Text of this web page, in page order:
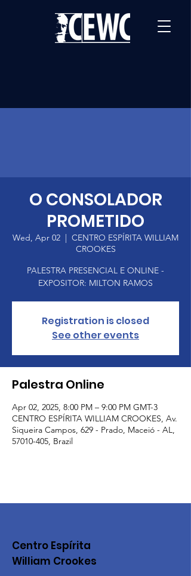
O CONSOLADOR
PROMETIDO
Wed, Apr 02
  |
CENTRO ESPÍRITA WILLIAM
CROOKES
PALESTRA PRESENCIAL E ONLINE -
EXPOSITOR: MILTON RAMOS
Registration is closed
See other events
Palestra Online
Apr 02, 2025, 8:00 PM – 9:00 PM GMT-3
CENTRO ESPÍRITA WILLIAM CROOKES, Av.
Siqueira Campos, 629 - Prado, Maceió - AL,
57010-405, Brazil
Centro Espírita
William Crookes